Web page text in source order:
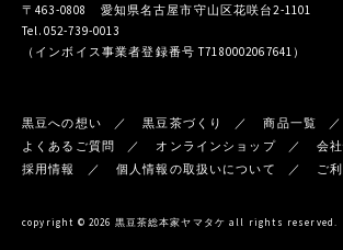
〒463-0808 愛知県名古屋市守山区花咲台2-1101
Tel.052-739-0013
（インボイス事業者登録番号 T7180002067641）
黒豆への想い 黒豆茶づくり 商品一覧
よくあるご質問
オンラインショップ
会
採用情報
個人情報の取扱いについて ご
copyright © 2026 黒豆茶総本家ヤマタケ all rights reserved.